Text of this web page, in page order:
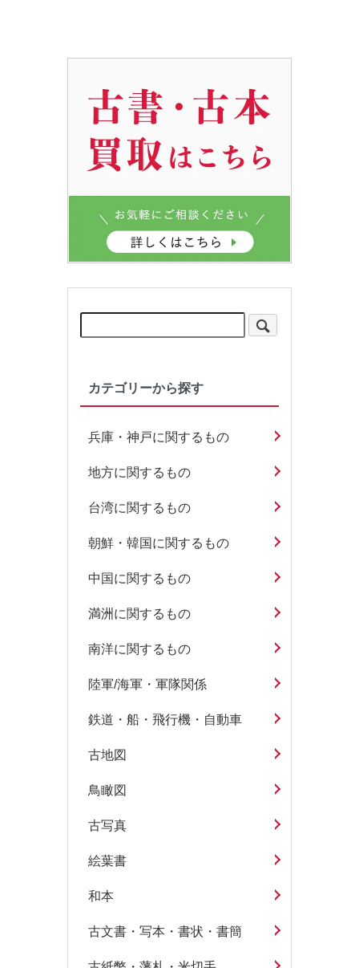
カテゴリーから探す
兵庫・神戸に関するもの
地方に関するもの
台湾に関するもの
朝鮮・韓国に関するもの
中国に関するもの
満洲に関するもの
南洋に関するもの
陸軍/海軍・軍隊関係
鉄道・船・飛行機・自動車
古地図
鳥瞰図
古写真
絵葉書
和本
古文書・写本・書状・書簡